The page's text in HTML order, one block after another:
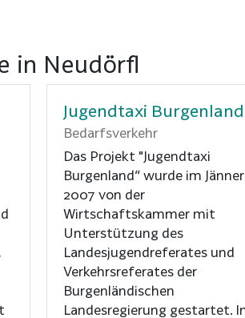
in Neudörfl
Jugendtaxi Burgenland
Bedarfsverkehr
Das Projekt "Jugendtaxi
Burgenland“ wurde im Jänner
2007 von der
Wirtschaftskammer mit
Unterstützung des
Landesjugendreferates und
Verkehrsreferates der
Burgenländischen
Landesregierung gestartet. In